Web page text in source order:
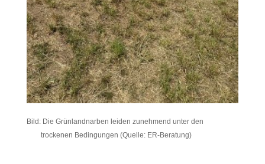
Bild: Die Grünlandnarben leiden zunehmend unter den
trockenen Bedingungen (Quelle: ER-Beratung)